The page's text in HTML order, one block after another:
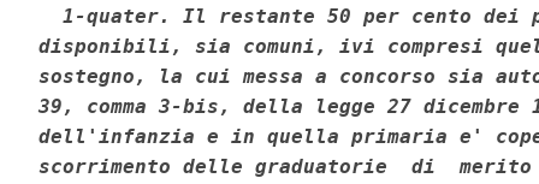
1-quater. Il restante 50 per cento dei
disponibili, sia comuni, ivi compresi
sostegno, la cui messa a concorso sia
39, comma 3-bis, della legge 27
dell'infanzia e in quella primaria e'
scorrimento delle graduatorie  di